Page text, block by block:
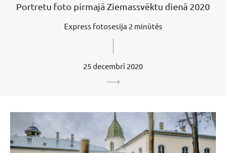
Portretu foto pirmajā Ziemassvēktu dienā 2020
Express fotosesija 2 minūtēs
25 decembrī 2020